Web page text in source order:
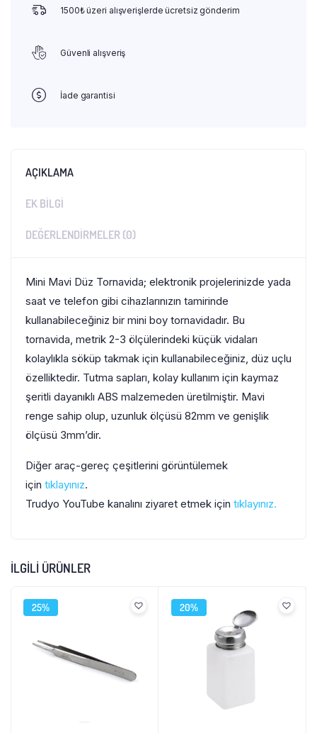
1500₺ üzeri alışverişlerde ücretsiz gönderim
Güvenli alışveriş
İade garantisi
AÇIKLAMA
EK BILGI
DEĞERLENDIRMELER (0)
Mini Mavi Düz Tornavida; elektronik projelerinizde yada
saat ve telefon gibi cihazlarınızın tamirinde
kullanabileceğiniz bir mini boy tornavidadır. Bu
tornavida, metrik 2-3 ölçülerindeki küçük vidaları
kolaylıkla söküp takmak için kullanabileceğiniz, düz uçlu
özelliktedir. Tutma sapları, kolay kullanım için kaymaz
şeritli dayanıklı ABS malzemeden üretilmiştir. Mavi
renge sahip olup, uzunluk ölçüsü 82mm ve genişlik
ölçüsü 3mm’dir.
Diğer araç-gereç çeşitlerini görüntülemek
için tıklayınız.
Trudyo YouTube kanalını ziyaret etmek için tıklayınız.
İLGILI ÜRÜNLER
25% 20%